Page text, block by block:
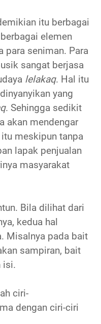
itu berbagai
elemen
para seniman. Para
sangat berjasa
lelakaq. Hal itu
yang
. Sehingga sedikit
akan mendengar
meskipun tanpa
lapak penjualan
masyarakat
Bila dilihat dari
kedua hal
Misalnya pada bait
sampiran, bait
isi.
ciri-
dengan ciri-ciri